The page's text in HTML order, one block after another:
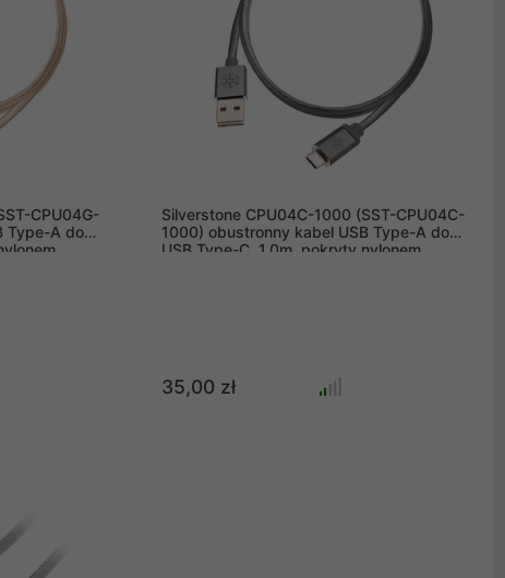
CPU04G-
Type-A do
Silverstone CPU04C-1000 (SST-CPU04C-
1000) obustronny kabel USB Type-A do
USB Type-C, 1.0m, pokryty nylonem,
35,00 zł